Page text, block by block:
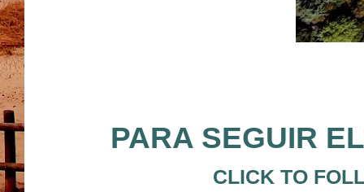
PARA SEGUIR
CLICK TO